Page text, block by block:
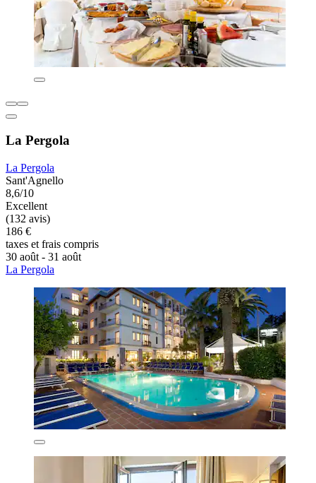
La Pergola
La Pergola
Sant'Agnello
8,6/10
Excellent
(132 avis)
186 €
taxes et frais compris
30 août - 31 août
La Pergola